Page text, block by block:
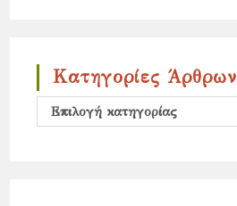
Κατηγορίες Άρθρων
Κατηγορίες
Επιλογή κατηγορίας